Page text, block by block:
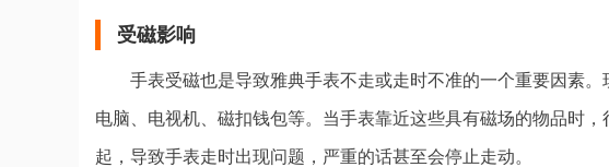
受磁影响
手表受磁也是导致雅典手表不走或走时不准的一个重要因素
电脑、电视机、磁扣钱包等。当手表靠近这些具有磁场的物品时
起，导致手表走时出现问题，严重的话甚至会停止走动。